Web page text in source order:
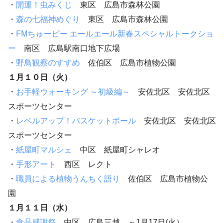
・ 開運！虫みくじ
東区 広島市森林公園
・ 森の七福神めぐり
東区 広島市森林公園
・ FMちゅーピー エールエール新春スペシャルトークショ
ー 南区 広島駅南口地下広場
・ 野鳥観察のすすめ 佐伯区 広島市植物公園
１月１０日（火）
・ お手軽ウォーキング ～初級編～
安佐北区 安佐北区
スポーツセンター
・ レベルアップ！バスケットボール 安佐北区 安佐北区
スポーツセンター
・ 紙屋町マルシェ
中区 紙屋町シャレオ
・ 手形アート
西区 レクト
・ 職員による植物うんちく語り
佐伯区 広島市植物公
園
１月１１日（水）